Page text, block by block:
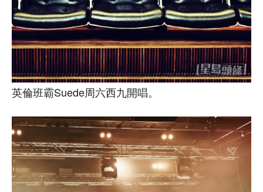
英倫班霸Suede周六西九開唱。